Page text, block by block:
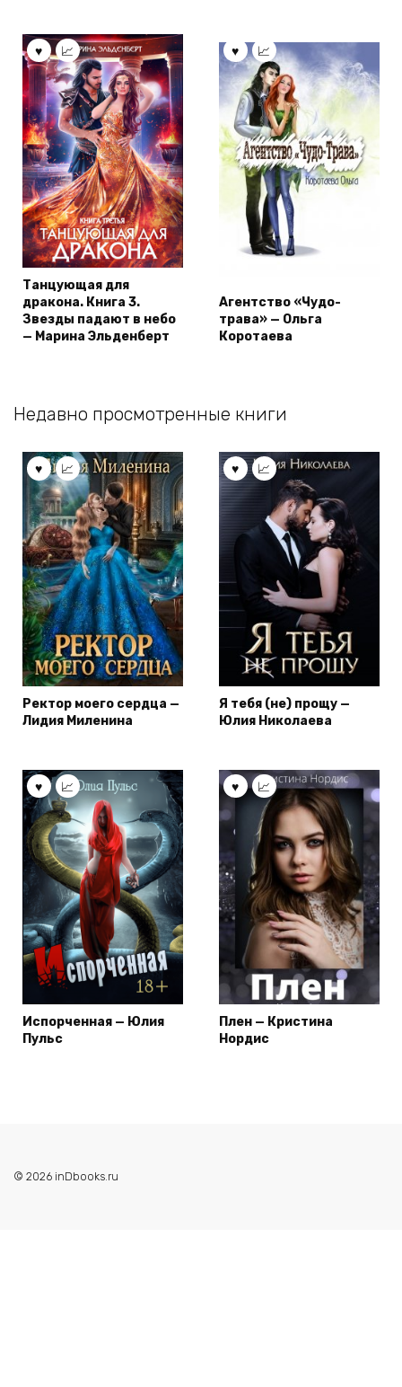
Танцующая для
дракона. Книга 3.
Звезды падают в небо
— Марина Эльденберт
Агентство «Чудо-
трава» — Ольга
Коротаева
Недавно просмотренные книги
Ректор моего сердца —
Лидия Миленина
Я тебя (не) прощу —
Юлия Николаева
Испорченная — Юлия
Пульс
Плен — Кристина
Нордис
© 2026 inDbooks.ru